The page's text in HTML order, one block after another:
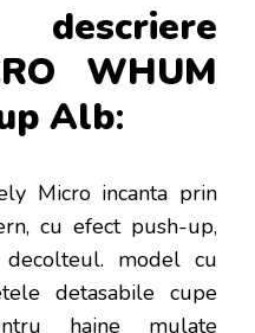
WHUM
Alb:
Micro incanta prin
cu efect push-up,
model cu
detasabile cupe
haine mulate